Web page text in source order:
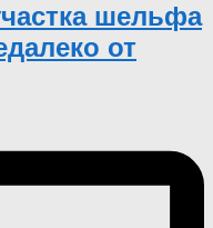
шельфа
от